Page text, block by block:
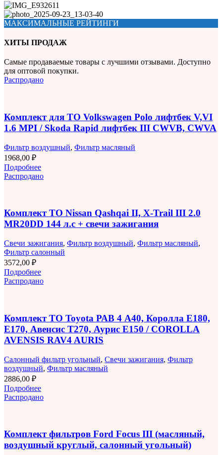
МАКСИМАЛЬНЫЕ РЕЙТИНГИ
ХИТЫ ПРОДАЖ
Самые продаваемые товары с лучшими отзывами. Доступно
для оптовой покупки.
Распродано
Комплект для ТО Volkswagen Polo лифтбек V,VI
1.6 MPI / Skoda Rapid лифтбек III CWVB, CWVA
Фильтр воздушный, Фильтр масляный
1968,00 ₽
Подробнее
Распродано
Комплект ТО Nissan Qashqai II, X-Trail III 2.0
MR20DD 144 л.с + свечи зажигания
Свечи зажигания, Фильтр воздушный, Фильтр масляный,
Фильтр салонный
3572,00 ₽
Подробнее
Распродано
Комплект ТО Toyota РАВ 4 A40, Королла E180,
E170, Авенсис T270, Аурис E150 / COROLLA
AVENSIS RAV4 AURIS
Салонный фильтр угольный, Свечи зажигания, Фильтр
воздушный, Фильтр масляный
2886,00 ₽
Подробнее
Распродано
Комплект фильтров Ford Focus III (масляный,
воздушный круглый, салонный угольный)